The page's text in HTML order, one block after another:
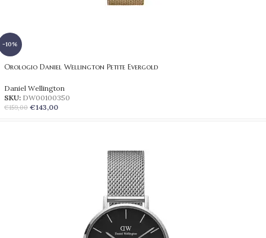
-10%
Orologio Daniel Wellington Petite Evergold
Daniel Wellington
SKU: DW00100350
€159,00 €143,00